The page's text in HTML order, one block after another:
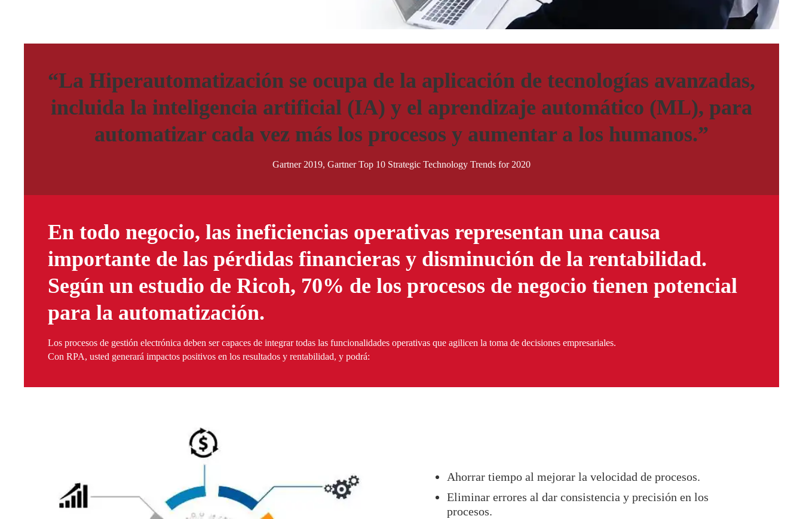
“La Hiperautomatización se ocupa de la aplicación de tecnologías avanzadas,
incluida la inteligencia artificial (IA) y el aprendizaje automático (ML), para
automatizar cada vez más los procesos y aumentar a los humanos.”
Gartner 2019, Gartner Top 10 Strategic Technology Trends for 2020
En todo negocio, las ineficiencias operativas representan una causa
importante de las pérdidas financieras y disminución de la rentabilidad.
Según un estudio de Ricoh, 70% de los procesos de negocio tienen potencial
para la automatización.
Los procesos de gestión electrónica deben ser capaces de integrar todas las funcionalidades operativas que agilicen la toma de decisiones empresariales.
Con RPA, usted generará impactos positivos en los resultados y rentabilidad, y podrá:
Ahorrar tiempo al mejorar la velocidad de procesos.
Eliminar errores al dar consistencia y precisión en los
procesos.